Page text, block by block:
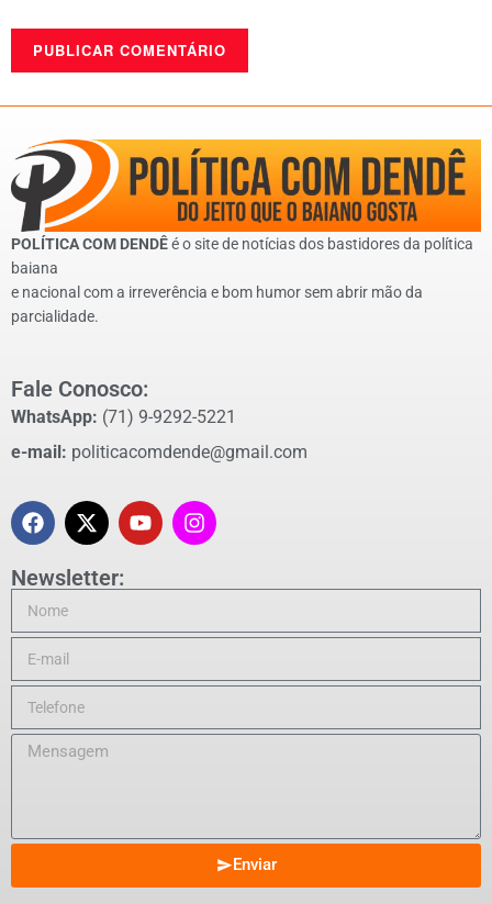
POLÍTICA COM DENDÊé o site de notícias dos bastidores da política
baiana
e nacional com a irreverência e bom humor sem abrir mão da
parcialidade.
Fale Conosco:
WhatsApp: (71) 9-9292-5221
e-mail: politicacomdende@gmail.com
Newsletter:
Enviar